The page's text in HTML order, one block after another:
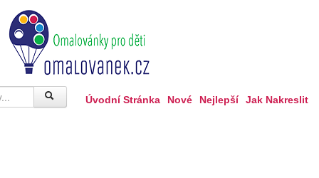
Úvodní Stránka Nové Nejlepší Jak Nakreslit